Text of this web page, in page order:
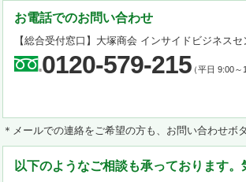
お電話でのお問い合わせ
【総合受付窓口】 大塚商会 インサイドビジネスセ
0120-579-215（平日 9:00～
＊メールでの連絡をご希望の方も、お問い合わせボ
以下のようなご相談も承っております